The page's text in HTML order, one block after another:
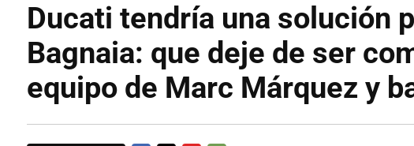
Ducati tendría una solución
Bagnaia: que deje de ser
equipo de Marc Márquez y